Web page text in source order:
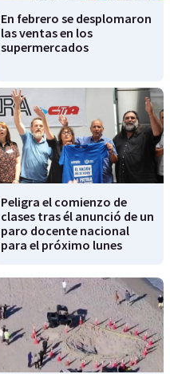
En febrero se desplomaron
las ventas en los
supermercados
Peligra el comienzo de
clases tras él anunció de un
paro docente nacional
para el próximo lunes